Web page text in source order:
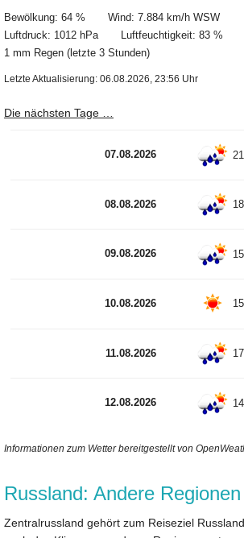
Bewölkung: 64 % Wind: 7.884 km/h WSW
Luftdruck: 1012 hPa Luftfeuchtigkeit: 83 %
1 mm Regen (letzte 3 Stunden)
Letzte Aktualisierung: 06.08.2026, 23:56 Uhr
Die nächsten Tage …
07.08.2026
08.08.2026
09.08.2026
10.08.2026
11.08.2026
12.08.2026
Informationen zum Wetter bereitgestellt von
Russland: Andere Regionen
Zentralrussland gehört zum Reiseziel